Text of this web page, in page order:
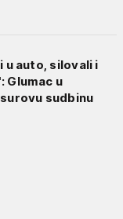
u auto, silovali i
Glumac u
sudbinu